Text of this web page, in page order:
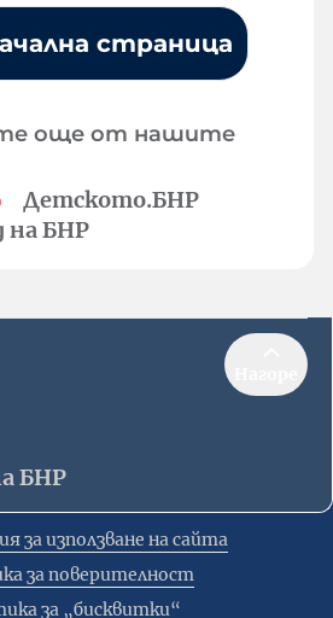
страница
още от нашите
Детското.БНР
на БНР
БНР
за използване на сайта
за поверителност
за „бисквитки“